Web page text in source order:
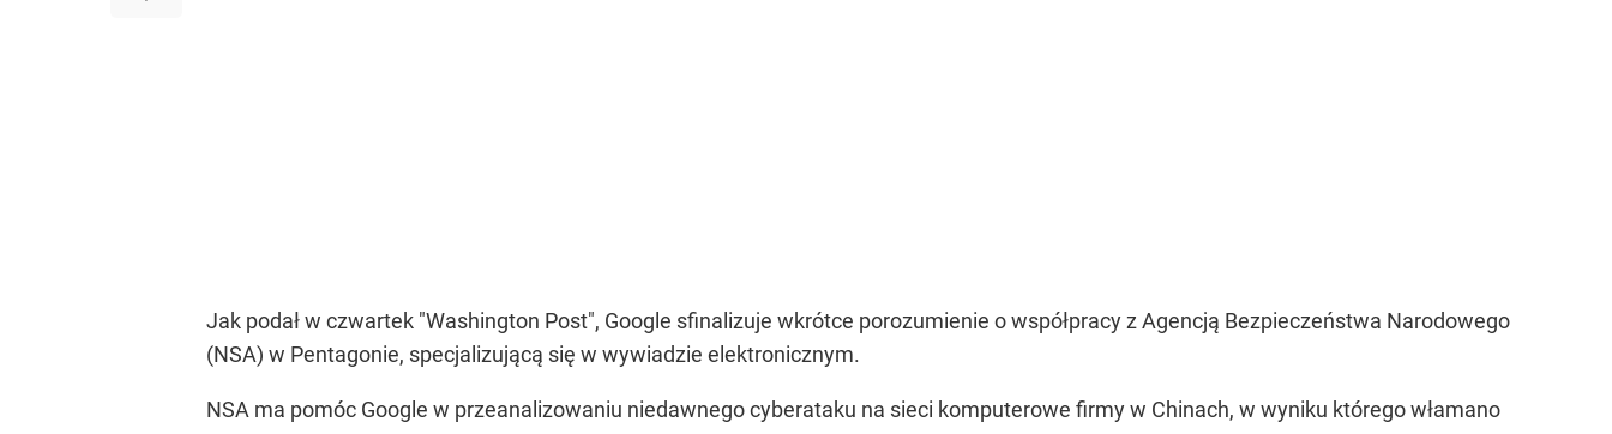
Jak podał w czwartek "Washington Post", Google sfinalizuje wkrótce porozumienie o współpracy z Agencją Bezpieczeństwa Narodowego
(NSA) w Pentagonie, specjalizującą się w wywiadzie elektronicznym.
NSA ma pomóc Google w przeanalizowaniu niedawnego cyberataku na sieci komputerowe firmy w Chinach, w wyniku którego włamano